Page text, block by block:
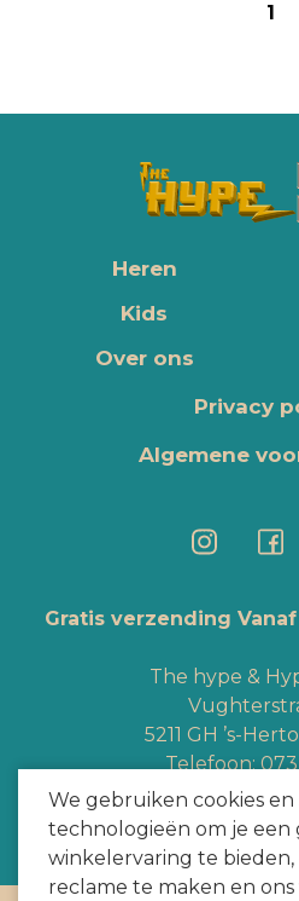
We gebruiken cookies
technologieën om je een
winkelervaring te bieden,
reclame te maken en
1
Heren
Kids
Over ons
Privacy
Algemene
Gratis verzending
The hype &
5211 GH ’s-
Telefoon:073
Whatsapp: